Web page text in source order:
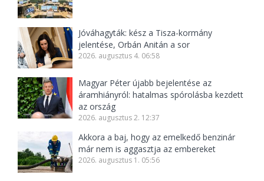
Jóváhagyták: kész a Tisza-kormány
jelentése, Orbán Anitán a sor
2026. augusztus 4. 06:58
Magyar Péter újabb bejelentése az
áramhiányról: hatalmas spórolásba kezdett
az ország
2026. augusztus 2. 12:37
Akkora a baj, hogy az emelkedő benzinár
már nem is aggasztja az embereket
2026. augusztus 1. 05:56